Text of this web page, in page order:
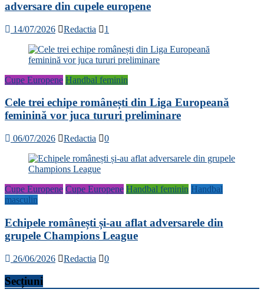
adversare din cupele europene
14/07/2026 Redactia 1
Cupe Europene Handbal feminin
Cele trei echipe românești din Liga Europeană
feminină vor juca tururi preliminare
06/07/2026 Redactia 0
Cupe Europene Cupe Europene Handbal feminin Handbal
masculin
Echipele românești și-au aflat adversarele din
grupele Champions League
26/06/2026 Redactia 0
Secțiuni